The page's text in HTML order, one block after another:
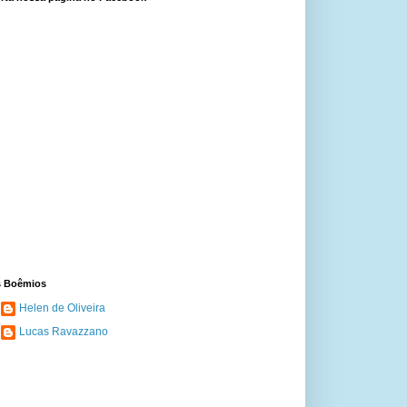
Boêmios
Helen de Oliveira
Lucas Ravazzano